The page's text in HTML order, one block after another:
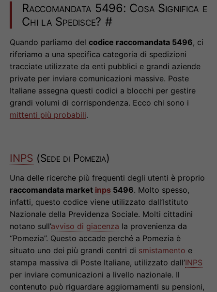
Raccomandata 5496: Cosa Significa e
Chi la Spedisce? #
Quando parliamo del codice raccomandata 5496, ci
riferiamo a una specifica categoria di spedizioni
tracciate utilizzate da enti pubblici e grandi aziende
private per inviare comunicazioni massive. Poste
Italiane assegna questi codici a blocchi per gestire
grandi volumi di corrispondenza. Ecco chi sono i
mittenti più probabili.
INPS (Sede di Pomezia)
Una delle ricerche più frequenti degli utenti è proprio
raccomandata market inps 5496. Molto spesso,
infatti, questo codice viene utilizzato dall’Istituto
Nazionale della Previdenza Sociale. Molti cittadini
notano sull’avviso di giacenza la provenienza da
“Pomezia”. Questo accade perché a Pomezia è
situato uno dei più grandi centri di smistamento e
stampa massiva di Poste Italiane, utilizzato dall’INPS
per inviare comunicazioni a livello nazionale. Il
contenuto può riguardare aggiornamenti su pensioni,